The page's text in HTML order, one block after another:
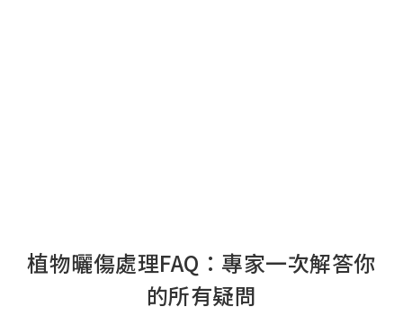
植物曬傷處理FAQ：專家一次解答你
的所有疑問